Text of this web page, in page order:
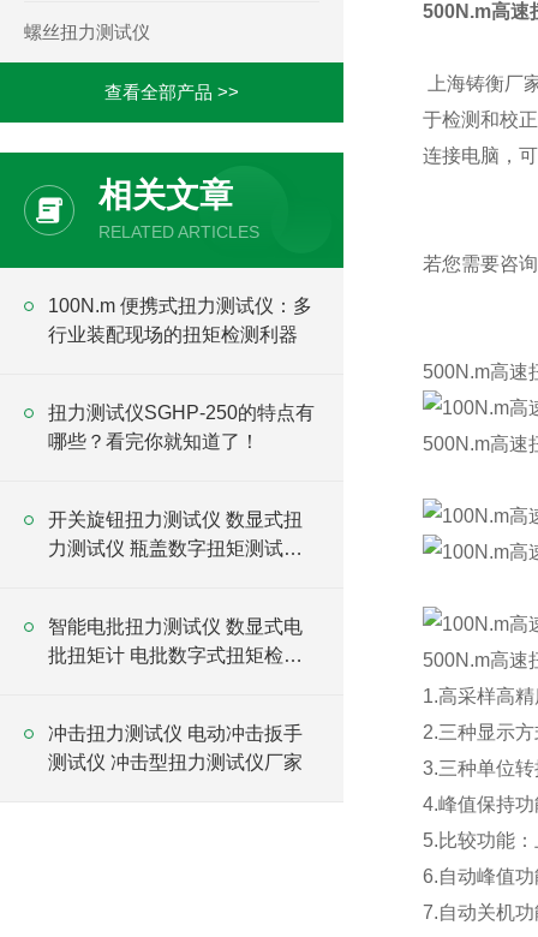
螺丝扭力测试仪
查看全部产品 >>
相关文章
RELATED ARTICLES
100N.m 便携式扭力测试仪：多
行业装配现场的扭矩检测利器
扭力测试仪SGHP-250的特点有
哪些？看完你就知道了！
开关旋钮扭力测试仪 数显式扭
力测试仪 瓶盖数字扭矩测试仪
智能电批扭力测试仪 数显式电
批扭矩计 电批数字式扭矩检测
冲击扭力测试仪 电动冲击扳手
测试仪 冲击型扭力测试仪厂家
500N.m高速
上海铸衡厂
于检测和校
连接电脑，
若您需要咨
500N.m高速
500N.m高速
500N.m高速
1.高采样高
2.三种显示
3.三种单位转
4.峰值保持
5.比较功能
6.自动峰值
7.自动关机